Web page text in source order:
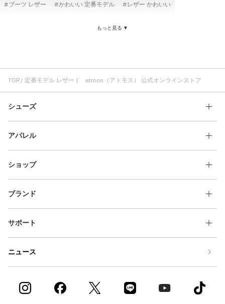
ブーツ レザー
かわいい 定番モデル
レザー かわいい
ローファー 定番モデル
歩きやすい 定番モデル
ローファー レザー
定番モデル PUMA
クラシック 定番モデル コラボ レザー
もっと見る ▼
TOP 定番モデル レザー | atmos（アトモス） 公式オンラインストア
シューズ
アパレル
ショップ
ブランド
サポート
ニュース